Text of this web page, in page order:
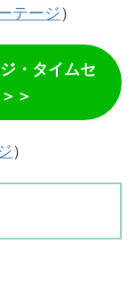
テージ）
・タイムセ
＞
）